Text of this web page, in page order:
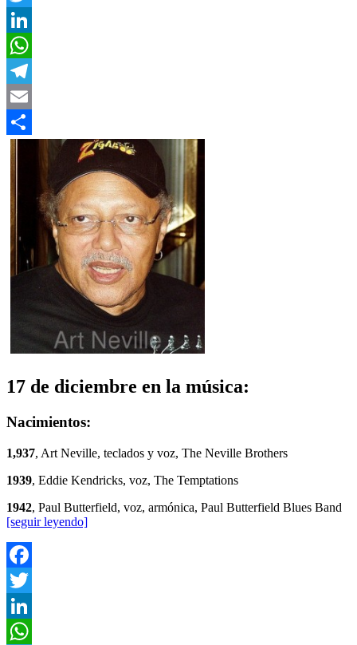
Twitter
LinkedIn
WhatsApp
Telegram
Email
Compartir
17 de diciembre en la música:
Nacimientos:
1,937, Art Neville, teclados y voz, The Neville Brothers
1939, Eddie Kendricks, voz, The Temptations
1942, Paul Butterfield, voz, armónica, Paul Butterfield Blues Band
[seguir leyendo]
Facebook
Twitter
LinkedIn